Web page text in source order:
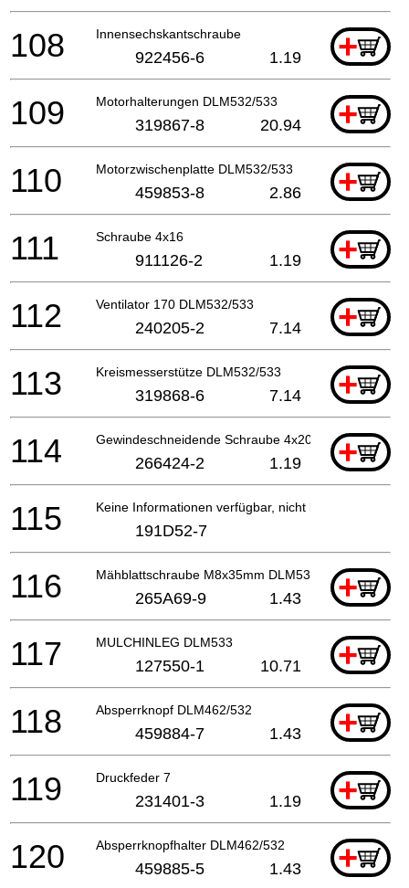
Innensechskantschraube +
108 922456-6 1.19
Motorhalterungen DLM532/533 +
109 319867-8 20.94
Motorzwischenplatte DLM532/533 +
110 459853-8 2.86
Schraube 4x16 +
111 911126-2 1.19
Ventilator 170 DLM532/533 +
112 240205-2 7.14
Kreismesserstütze DLM532/533 +
113 319868-6 7.14
Gewindeschneidende Schraube 4x20 +
114 266424-2 1.19
Keine Informationen verfügbar, nicht bestellbar
115 191D52-7
Mähblattschraube M8x35mm DLM532 A +
116 265A69-9 1.43
MULCHINLEG DLM533 +
117 127550-1 10.71
Absperrknopf DLM462/532 +
118 459884-7 1.43
Druckfeder 7 +
119 231401-3 1.19
Absperrknopfhalter DLM462/532 +
120 459885-5 1.43